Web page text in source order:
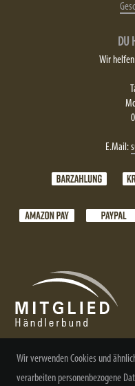
DU
Wir
E.Mail:
Wir verwenden Cookies und
verarbeiten personenbezogene